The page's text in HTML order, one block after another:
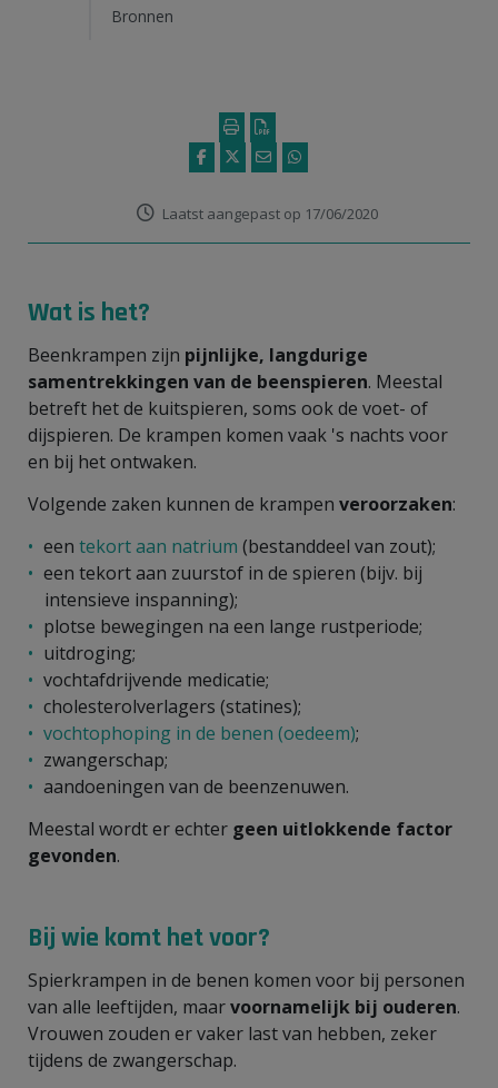
Bronnen
Laatst aangepast op 17/06/2020
Wat is het?
Beenkrampen zijn pijnlijke, langdurige
samentrekkingen van de beenspieren. Meestal
betreft het de kuitspieren, soms ook de voet- of
dijspieren. De krampen komen vaak 's nachts voor
en bij het ontwaken.
Volgende zaken kunnen de krampen veroorzaken:
een tekort aan natrium (bestanddeel van zout);
een tekort aan zuurstof in de spieren (bijv. bij
intensieve inspanning);
plotse bewegingen na een lange rustperiode;
uitdroging;
vochtafdrijvende medicatie;
cholesterolverlagers (statines);
vochtophoping in de benen (oedeem);
zwangerschap;
aandoeningen van de beenzenuwen.
Meestal wordt er echter geen uitlokkende factor
gevonden.
Bij wie komt het voor?
Spierkrampen in de benen komen voor bij personen
van alle leeftijden, maarvoornamelijk bij ouderen.
Vrouwen zouden er vaker last van hebben, zeker
tijdens de zwangerschap.